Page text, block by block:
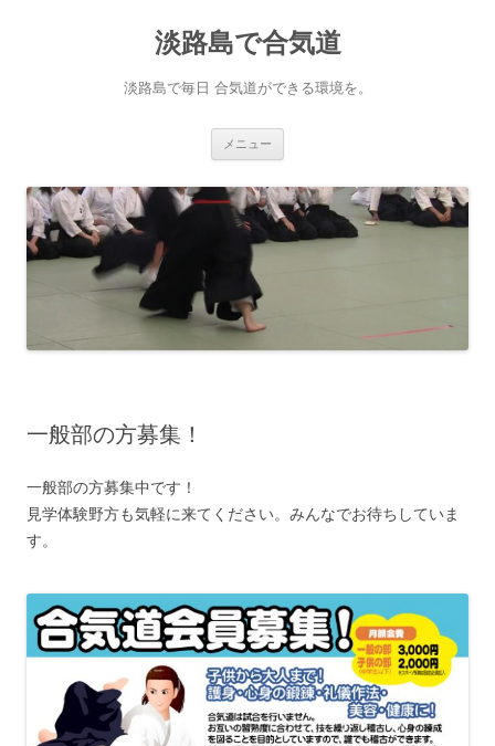
淡路島で合気道
淡路島で毎日 合気道ができる環境を。
メニュー
一般部の方募集！
一般部の方募集中です！
見学体験野方も気軽に来てください。みんなでお待ちしていま
す。